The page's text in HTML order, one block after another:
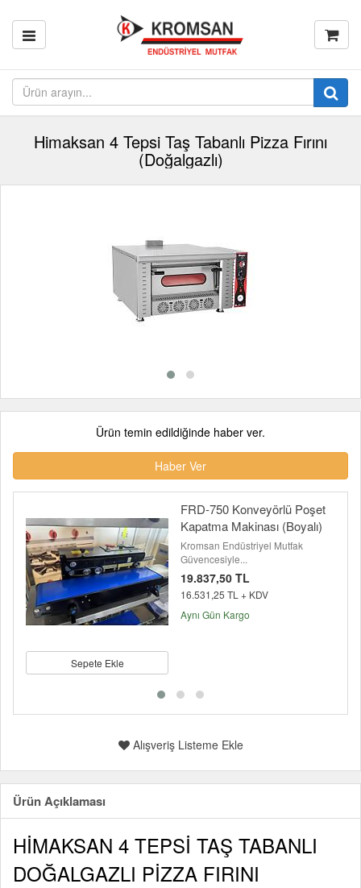
Himaksan 4 Tepsi Taş Tabanlı Pizza Fırını
(Doğalgazlı)
Ürün temin edildiğinde haber ver.
Haber Ver
Sepete Ekle
FRD-750 Konveyörlü Poşet
Kapatma Makinası (Boyalı)
Kromsan Endüstriyel Mutfak
Güvencesiyle...
19.837,50 TL
16.531,25 TL + KDV
Aynı Gün Kargo
Alışveriş Listeme Ekle
Ürün Açıklaması
HİMAKSAN 4 TEPSİ TAŞ TABANLI
DOĞALGAZLI PİZZA FIRINI